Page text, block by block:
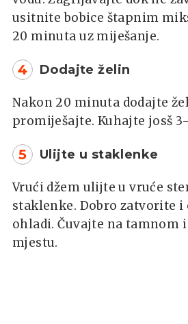
usitnite bobice štapnim
20 minuta uz miješanje.
4 Dodajte želin
Nakon 20 minuta dodajte
promiješajte. Kuhajte josš
5 Ulijte u staklenke
Vrući džem ulijte u vruće
staklenke. Dobro zatvorite i
ohladi. Čuvajte na tamnom
mjestu.